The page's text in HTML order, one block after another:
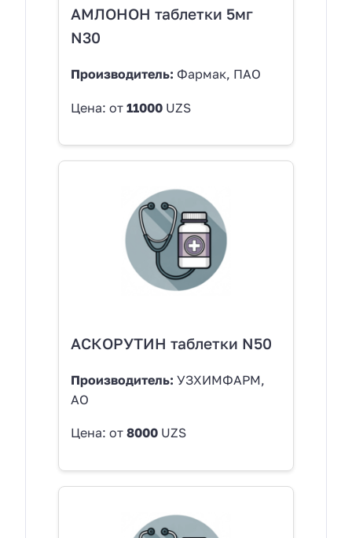
АМЛОНОН таблетки 5мг
N30
Производитель: Фармак, ПАО
Цена: от 11000 UZS
АСКОРУТИН таблетки N50
Производитель: УЗХИМФАРМ,
АО
Цена: от 8000 UZS